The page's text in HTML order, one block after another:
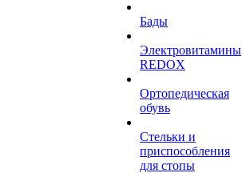
Бады
Электровитамины
REDOX
Ортопедическая
обувь
Стельки и
приспособления
для стопы